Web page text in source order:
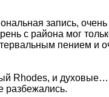
запись, очень
с района мог
пением
Rhodes, и
разбежались.